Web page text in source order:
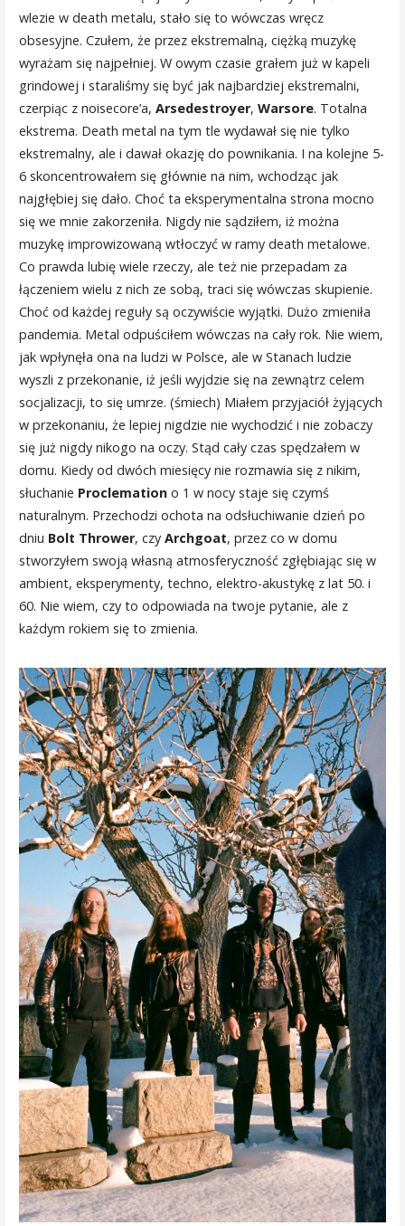
wlezie w death metalu, stało się to wówczas wręcz
obsesyjne. Czułem, że przez ekstremalną, ciężką muzykę
wyrażam się najpełniej. W owym czasie grałem już w kapeli
grindowej i staraliśmy się być jak najbardziej ekstremalni,
czerpiąc z noisecore’a, Arsedestroyer, Warsore. Totalna
ekstrema. Death metal na tym tle wydawał się nie tylko
ekstremalny, ale i dawał okazję do pownikania. I na kolejne 5-
6 skoncentrowałem się głównie na nim, wchodząc jak
najgłębiej się dało. Choć ta eksperymentalna strona mocno
się we mnie zakorzeniła. Nigdy nie sądziłem, iż można
muzykę improwizowaną wtłoczyć w ramy death metalowe.
Co prawda lubię wiele rzeczy, ale też nie przepadam za
łączeniem wielu z nich ze sobą, traci się wówczas skupienie.
Choć od każdej reguły są oczywiście wyjątki. Dużo zmieniła
pandemia. Metal odpuściłem wówczas na cały rok. Nie wiem,
jak wpłynęła ona na ludzi w Polsce, ale w Stanach ludzie
wyszli z przekonanie, iż jeśli wyjdzie się na zewnątrz celem
socjalizacji, to się umrze. (śmiech) Miałem przyjaciół żyjących
w przekonaniu, że lepiej nigdzie nie wychodzić i nie zobaczy
się już nigdy nikogo na oczy. Stąd cały czas spędzałem w
domu. Kiedy od dwóch miesięcy nie rozmawia się z nikim,
słuchanie Proclemationo 1 w nocy staje się czymś
naturalnym. Przechodzi ochota na odsłuchiwanie dzień po
dniu Bolt Thrower, czy Archgoat, przez co w domu
stworzyłem swoją własną atmosferyczność zgłębiając się w
ambient, eksperymenty, techno, elektro-akustykę z lat 50. i
60. Nie wiem, czy to odpowiada na twoje pytanie, ale z
każdym rokiem się to zmienia.